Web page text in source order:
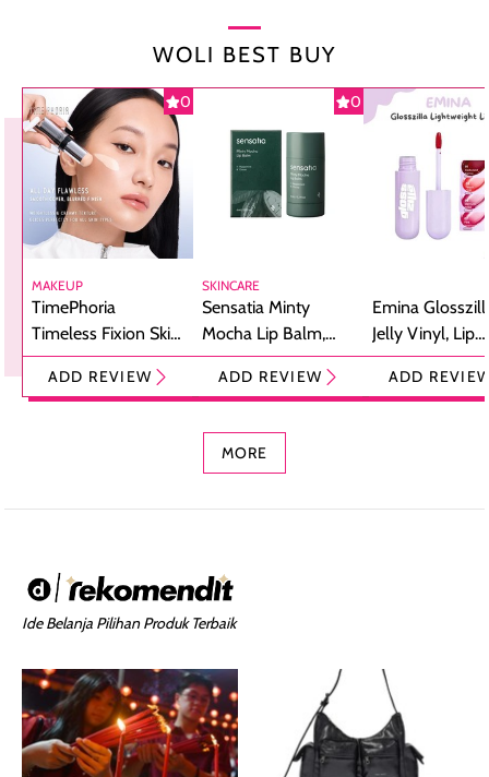
WOLI BEST BUY
0
MAKEUP
TimePhoria
Timeless Fixion Skin
Tint Stick,
Foundation dan
ADD REVIEW
0
SKINCARE
Sensatia Minty
Mocha Lip Balm,
Pelembap Bibir
dengan Aroma
ADD REVIEW
Emina
Jelly Vinyl, Lip
Cream Glossy
Ringan
ADD
MORE
Ide Belanja Pilihan Produk Terbaik